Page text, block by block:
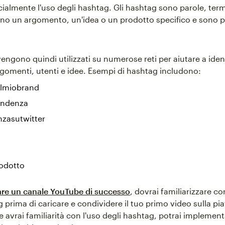
l'uso degli hashtag. Gli hashtag sono parole,
un argomento, un'idea o un prodotto specifico e sono
quindi utilizzati su numerose reti per aiutare a
utenti e idee. Esempi di hashtag includono:
un canale YouTube di successo, dovrai familiarizzare
prima di caricare e condividere il tuo primo video sulla
avrai familiarità con l'uso degli hashtag, potrai